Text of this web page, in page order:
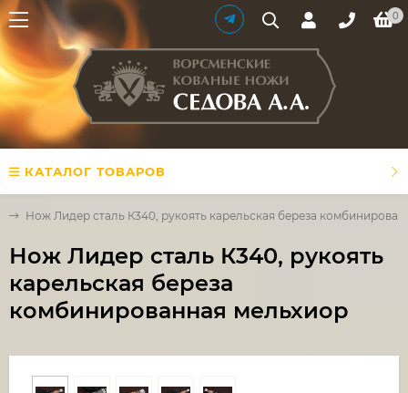
0
КАТАЛОГ ТОВАРОВ
Нож Лидер сталь К340, рукоять карельская береза
Нож Лидер сталь К340, рукоять
карельская береза
комбинированная мельхиор